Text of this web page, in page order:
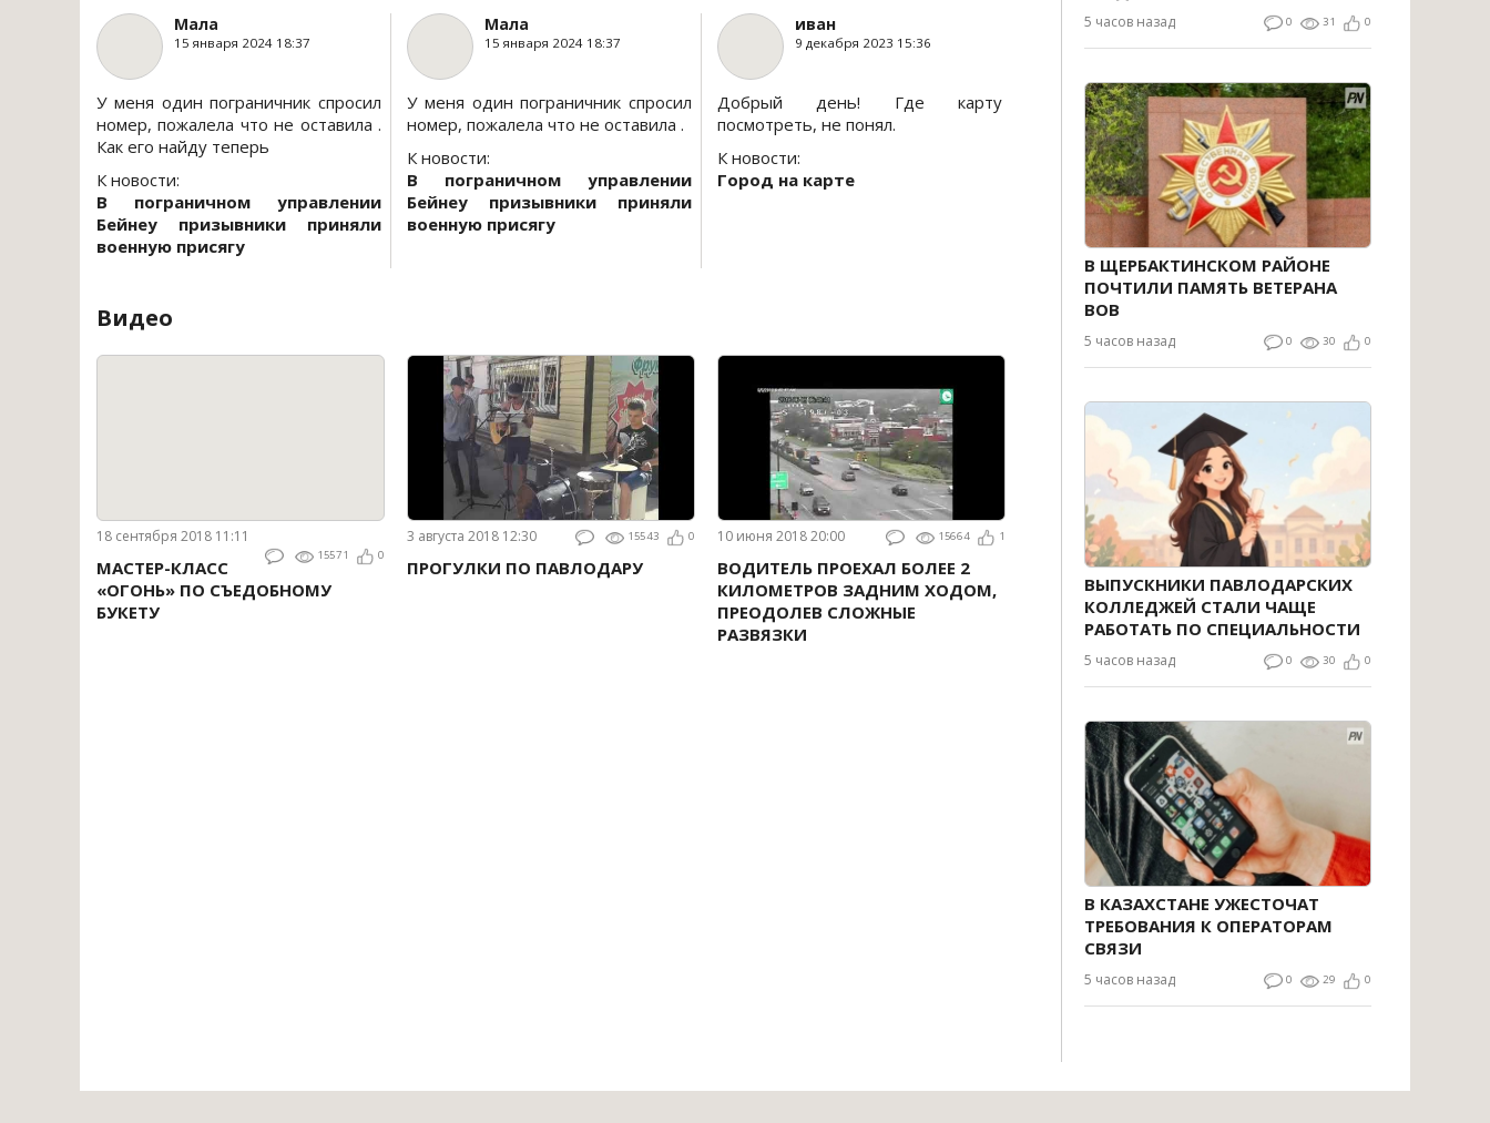
5 часов назад 0 31 0
В ЩЕРБАКТИНСКОМ РАЙОНЕ
ПОЧТИЛИ ПАМЯТЬ ВЕТЕРАНА
ВОВ
5 часов назад 0 30 0
ВЫПУСКНИКИ ПАВЛОДАРСКИХ
КОЛЛЕДЖЕЙ СТАЛИ ЧАЩЕ
РАБОТАТЬ ПО СПЕЦИАЛЬНОСТИ
5 часов назад 0 30 0
В КАЗАХСТАНЕ УЖЕСТОЧАТ
ТРЕБОВАНИЯ К ОПЕРАТОРАМ
СВЯЗИ
5 часов назад 0 29 0
Мала
15 января 2024 18:37
У меня один пограничник спросил
номер, пожалела что не оставила .
Как его найду теперь
К новости:
В пограничном управлении
Бейнеу призывники приняли
военную присягу
Мала
15 января 2024 18:37
У меня один пограничник спросил
номер, пожалела что не оставила .
К новости:
В пограничном управлении
Бейнеу призывники приняли
военную присягу
иван
9 декабря 2023 15:36
Добрый день! Где карту
посмотреть, не понял.
К новости:
Город на карте
Видео
18 сентября 2018 11:11
15571 0
МАСТЕР-КЛАСС
«ОГОНЬ» ПО СЪЕДОБНОМУ
БУКЕТУ
3 августа 2018 12:30 15543 0
ПРОГУЛКИ ПО ПАВЛОДАРУ
10 июня 2018 20:00 15664 1
ВОДИТЕЛЬ ПРОЕХАЛ БОЛЕЕ 2
КИЛОМЕТРОВ ЗАДНИМ ХОДОМ,
ПРЕОДОЛЕВ СЛОЖНЫЕ
РАЗВЯЗКИ